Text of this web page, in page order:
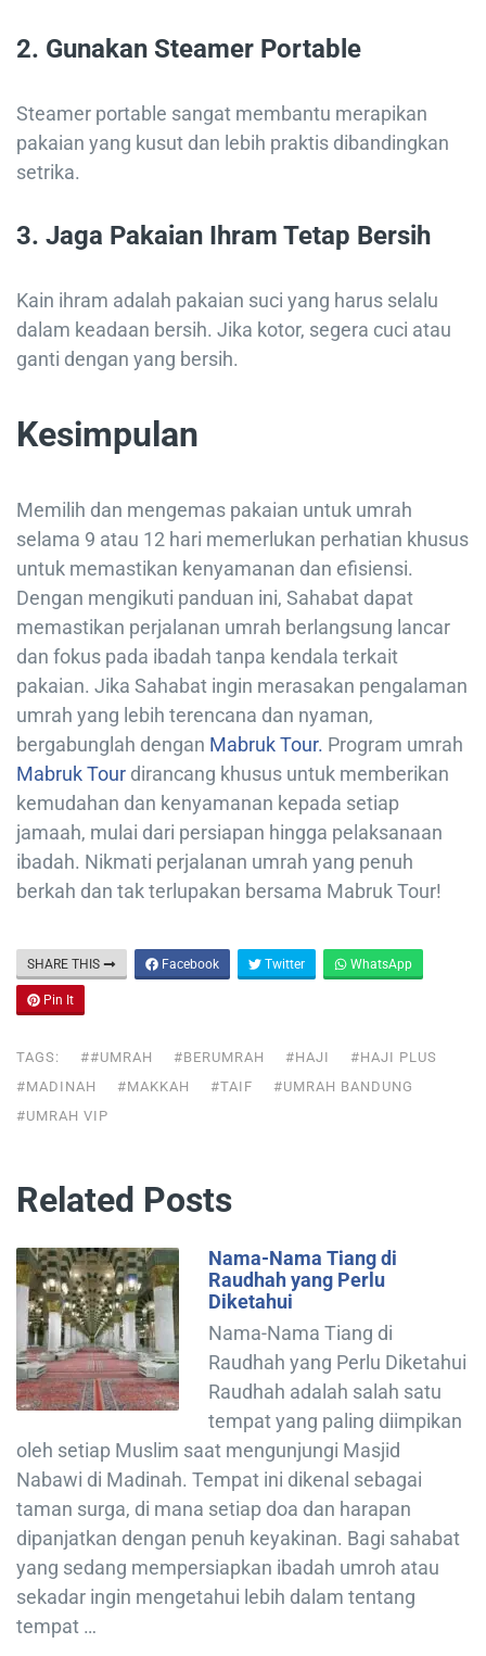
2. Gunakan Steamer Portable
Steamer portable sangat membantu merapikan
pakaian yang kusut dan lebih praktis dibandingkan
setrika.
3. Jaga Pakaian Ihram Tetap Bersih
Kain ihram adalah pakaian suci yang harus selalu
dalam keadaan bersih. Jika kotor, segera cuci atau
ganti dengan yang bersih.
Kesimpulan
Memilih dan mengemas pakaian untuk umrah
selama 9 atau 12 hari memerlukan perhatian khusus
untuk memastikan kenyamanan dan efisiensi.
Dengan mengikuti panduan ini, Sahabat dapat
memastikan perjalanan umrah berlangsung lancar
dan fokus pada ibadah tanpa kendala terkait
pakaian. Jika Sahabat ingin merasakan pengalaman
umrah yang lebih terencana dan nyaman,
bergabunglah dengan Mabruk Tour. Program umrah
Mabruk Tour dirancang khusus untuk memberikan
kemudahan dan kenyamanan kepada setiap
jamaah, mulai dari persiapan hingga pelaksanaan
ibadah. Nikmati perjalanan umrah yang penuh
berkah dan tak terlupakan bersama Mabruk Tour!
SHARE THIS Facebook Twitter WhatsApp
Pin It
TAGS: ##UMRAH #BERUMRAH #HAJI
#HAJI PLUS
#MADINAH
#MAKKAH #TAIF
#UMRAH BANDUNG
#UMRAH VIP
Related Posts
Nama-Nama Tiang di
Raudhah yang Perlu
Diketahui
Nama-Nama Tiang di
Raudhah yang Perlu Diketahui
Raudhah adalah salah satu
tempat yang paling diimpikan
oleh setiap Muslim saat mengunjungi Masjid
Nabawi di Madinah. Tempat ini dikenal sebagai
taman surga, di mana setiap doa dan harapan
dipanjatkan dengan penuh keyakinan. Bagi sahabat
yang sedang mempersiapkan ibadah umroh atau
sekadar ingin mengetahui lebih dalam tentang
tempat …